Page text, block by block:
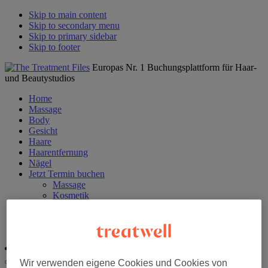
Skip to main content
Skip to secondary menu
Skip to primary sidebar
Skip to footer
Europas Nr. 1 Buchungsplattform für Haar-
und Beautystudios
Home
Massage
Body
Gesicht
Haare
Haarentfernung
Nägel
Jetzt Termin buchen
Massage
Kosmetik
Haarentfernung
Wir verwenden eigene Cookies und Cookies von